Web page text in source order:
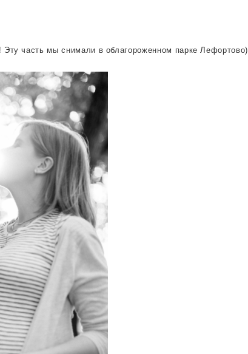
Эту часть мы снимали в облагороженном парке Лефортово)